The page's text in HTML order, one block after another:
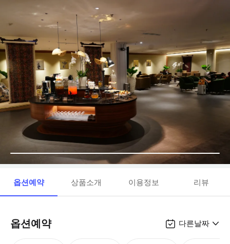
옵션예약 상품소개 이용정보 리뷰
옵션예약 다른날짜